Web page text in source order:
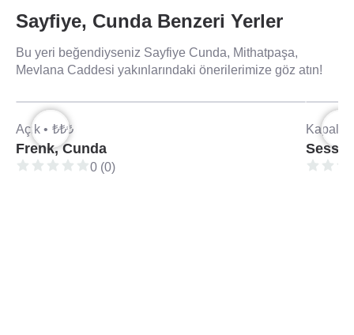
Sayfiye, Cunda Benzeri Yerler
Bu yeri beğendiyseniz Sayfiye Cunda, Mithatpaşa,
Mevlana Caddesi yakınlarındaki önerilerimize göz atın!
Açık • ₺₺₺
Frenk, Cunda
0 (0)
Kapalı •
Sess,